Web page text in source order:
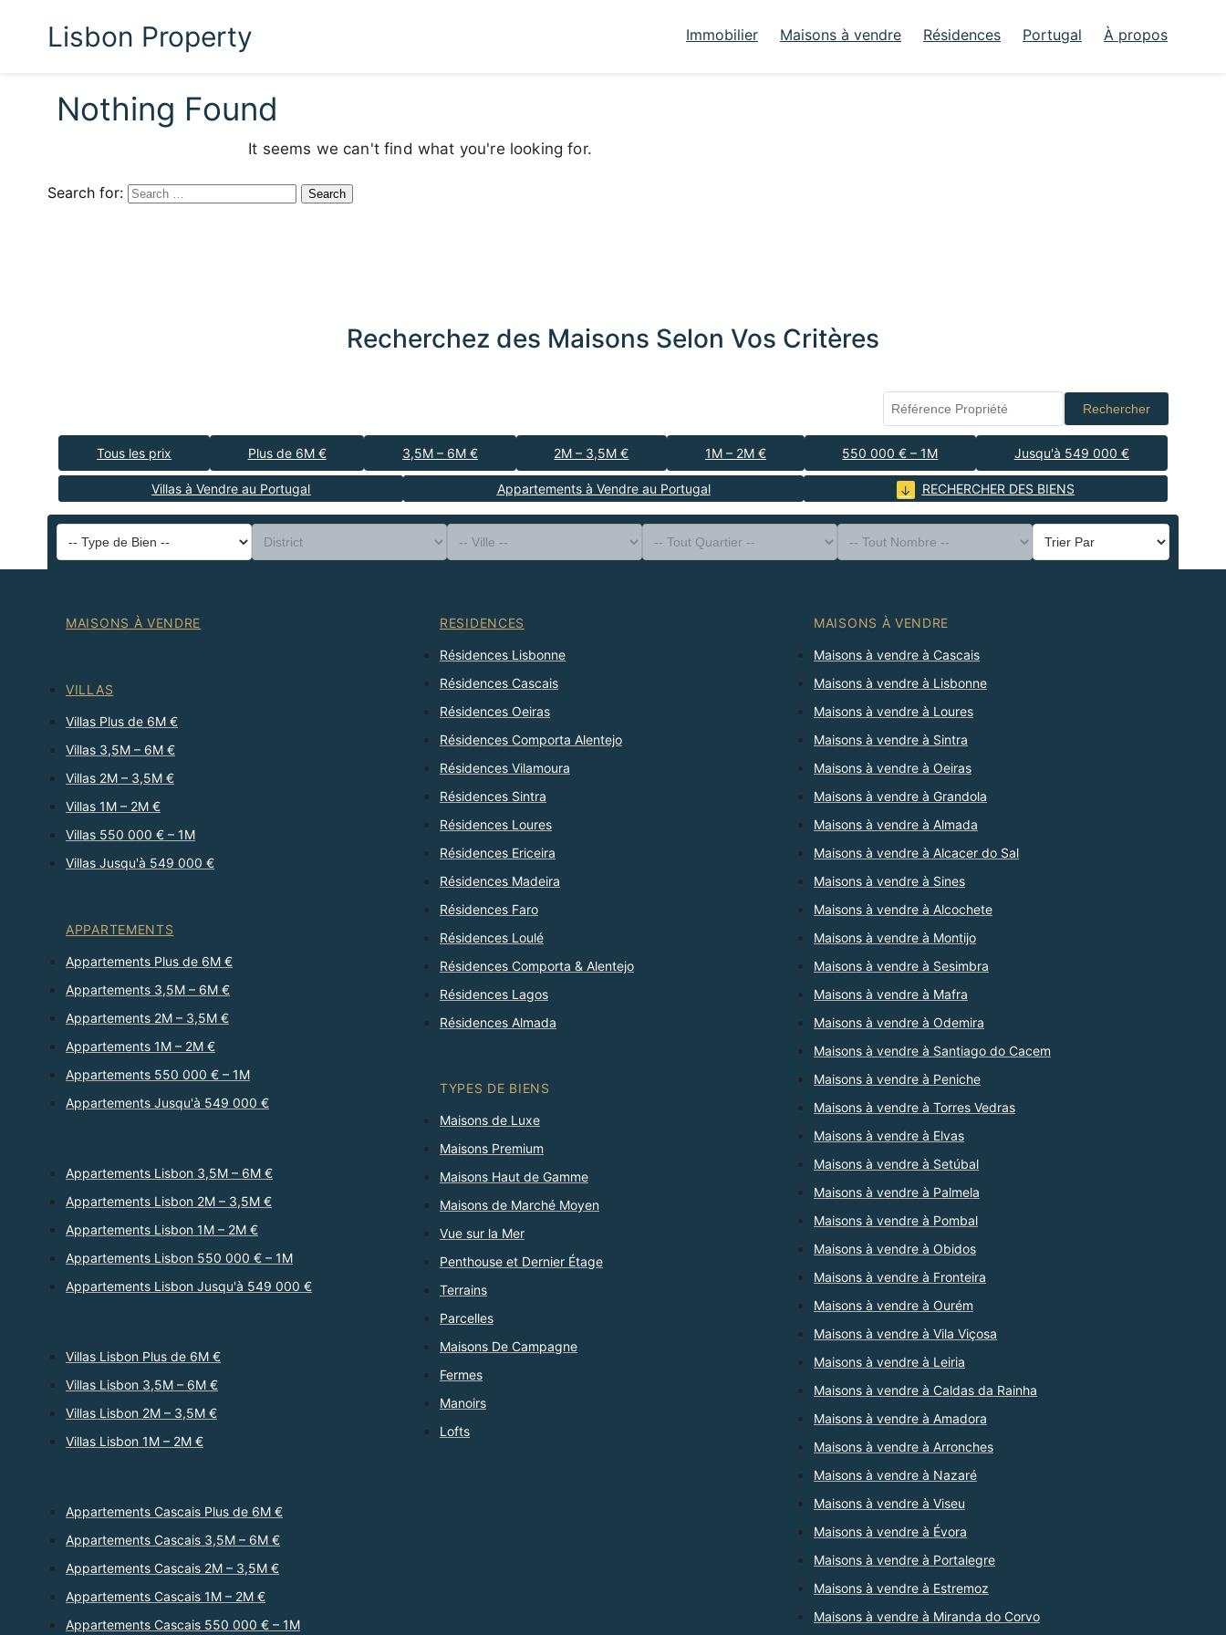
Lisbon Property Immobilier Maisons à vendre Résidences Portugal À propos
Nothing Found
It seems we can't find what you're looking for.
Search for:
Recherchez des Maisons Selon Vos Critères
Rechercher
Tous les prix Plus de 6M € 3,5M – 6M € 2M – 3,5M € 1M – 2M € 550 000 € – 1M Jusqu'à 549 000 €
Villas à Vendre au Portugal Appartements à Vendre au Portugal RECHERCHER DES BIENS
-- Type de Bien --
District
-- Ville --
-- Tout Quartier --
-- Tout Nombre --
Trier Par
MAISONS À VENDRE
VILLAS
Villas Plus de 6M €
Villas 3,5M – 6M €
Villas 2M – 3,5M €
Villas 1M – 2M €
Villas 550 000 € – 1M
Villas Jusqu'à 549 000 €
APPARTEMENTS
Appartements Plus de 6M €
Appartements 3,5M – 6M €
Appartements 2M – 3,5M €
Appartements 1M – 2M €
Appartements 550 000 € – 1M
Appartements Jusqu'à 549 000 €
Appartements Lisbon 3,5M – 6M €
Appartements Lisbon 2M – 3,5M €
Appartements Lisbon 1M – 2M €
Appartements Lisbon 550 000 € – 1M
Appartements Lisbon Jusqu'à 549 000 €
Villas Lisbon Plus de 6M €
Villas Lisbon 3,5M – 6M €
Villas Lisbon 2M – 3,5M €
Villas Lisbon 1M – 2M €
Appartements Cascais Plus de 6M €
Appartements Cascais 3,5M – 6M €
Appartements Cascais 2M – 3,5M €
Appartements Cascais 1M – 2M €
Appartements Cascais 550 000 € – 1M
RESIDENCES
Résidences Lisbonne
Résidences Cascais
Résidences Oeiras
Résidences Comporta Alentejo
Résidences Vilamoura
Résidences Sintra
Résidences Loures
Résidences Ericeira
Résidences Madeira
Résidences Faro
Résidences Loulé
Résidences Comporta & Alentejo
Résidences Lagos
Résidences Almada
TYPES DE BIENS
Maisons de Luxe
Maisons Premium
Maisons Haut de Gamme
Maisons de Marché Moyen
Vue sur la Mer
Penthouse et Dernier Étage
Terrains
Parcelles
Maisons De Campagne
Fermes
Manoirs
Lofts
MAISONS À VENDRE
Maisons à vendre à Cascais
Maisons à vendre à Lisbonne
Maisons à vendre à Loures
Maisons à vendre à Sintra
Maisons à vendre à Oeiras
Maisons à vendre à Grandola
Maisons à vendre à Almada
Maisons à vendre à Alcacer do Sal
Maisons à vendre à Sines
Maisons à vendre à Alcochete
Maisons à vendre à Montijo
Maisons à vendre à Sesimbra
Maisons à vendre à Mafra
Maisons à vendre à Odemira
Maisons à vendre à Santiago do Cacem
Maisons à vendre à Peniche
Maisons à vendre à Torres Vedras
Maisons à vendre à Elvas
Maisons à vendre à Setúbal
Maisons à vendre à Palmela
Maisons à vendre à Pombal
Maisons à vendre à Obidos
Maisons à vendre à Fronteira
Maisons à vendre à Ourém
Maisons à vendre à Vila Viçosa
Maisons à vendre à Leiria
Maisons à vendre à Caldas da Rainha
Maisons à vendre à Amadora
Maisons à vendre à Arronches
Maisons à vendre à Nazaré
Maisons à vendre à Viseu
Maisons à vendre à Évora
Maisons à vendre à Portalegre
Maisons à vendre à Estremoz
Maisons à vendre à Miranda do Corvo